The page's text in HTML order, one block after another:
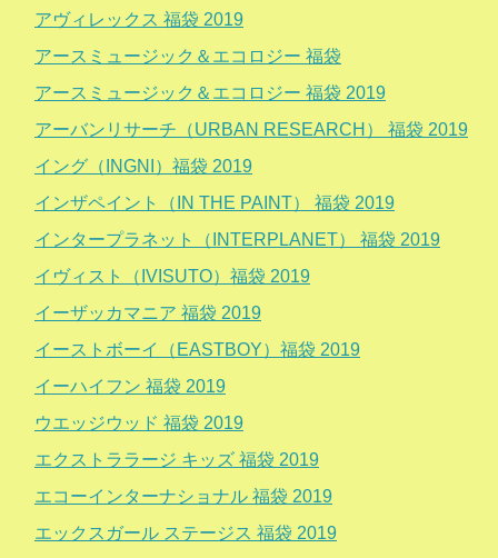
アヴィレックス 福袋 2019
アースミュージック＆エコロジー 福袋
アースミュージック＆エコロジー 福袋 2019
アーバンリサーチ（URBAN RESEARCH） 福袋 2019
イング（INGNI）福袋 2019
インザペイント（IN THE PAINT） 福袋 2019
インタープラネット（INTERPLANET） 福袋 2019
イヴィスト（IVISUTO）福袋 2019
イーザッカマニア 福袋 2019
イーストボーイ（EASTBOY）福袋 2019
イーハイフン 福袋 2019
ウエッジウッド 福袋 2019
エクストララージ キッズ 福袋 2019
エコーインターナショナル 福袋 2019
エックスガール ステージス 福袋 2019